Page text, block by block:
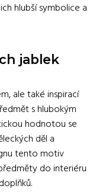
hlubší symbolice a
jablek
ale také inspirací
s hlubokým
hodnotou se
děl a
tento motiv
do interiéru